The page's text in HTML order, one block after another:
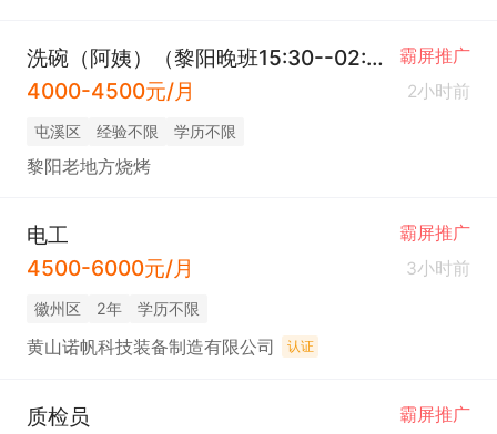
洗碗（阿姨）（黎阳晚班15:30--02:00） 霸屏推广
4000-4500元/月 2小时前
屯溪区 经验不限 学历不限
黎阳老地方烧烤
电工 霸屏推广
4500-6000元/月 3小时前
徽州区 2年 学历不限
黄山诺帆科技装备制造有限公司 认证
质检员 霸屏推广